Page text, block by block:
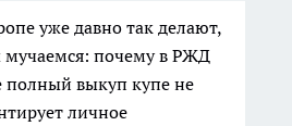
уже давно так делают,
почему в РЖД
полный выкуп купе не
личное